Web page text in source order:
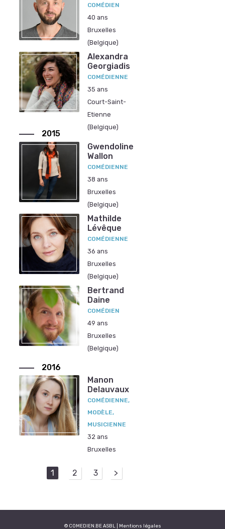
COMÉDIEN
40 ans
Bruxelles
(Belgique)
Alexandra
Georgiadis
COMÉDIENNE
35 ans
Court-Saint-
Etienne
(Belgique)
2015
Gwendoline
Wallon
COMÉDIENNE
38 ans
Bruxelles
(Belgique)
Mathilde
Lévêque
COMÉDIENNE
36 ans
Bruxelles
(Belgique)
Bertrand
Daine
COMÉDIEN
49 ans
Bruxelles
(Belgique)
2016
Manon
Delauvaux
COMÉDIENNE,
MODÈLE,
MUSICIENNE
32 ans
Bruxelles
1 2 3 >
© COMEDIEN.BE ASBL | Mentions légales